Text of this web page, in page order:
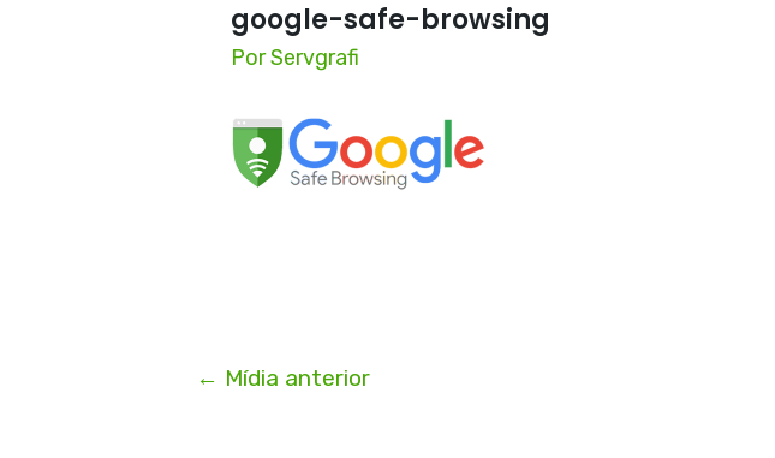
google-safe-browsing
PorServgrafi
← Mídia anterior